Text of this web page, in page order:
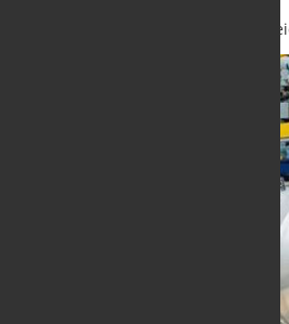
von Hubert